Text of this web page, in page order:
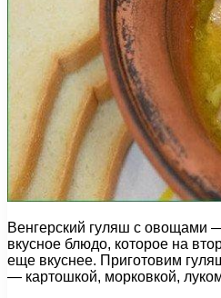
Венгерский гуляш с овощами
вкусное блюдо, которое на
еще вкуснее. Приготовим
— картошкой, морковкой,